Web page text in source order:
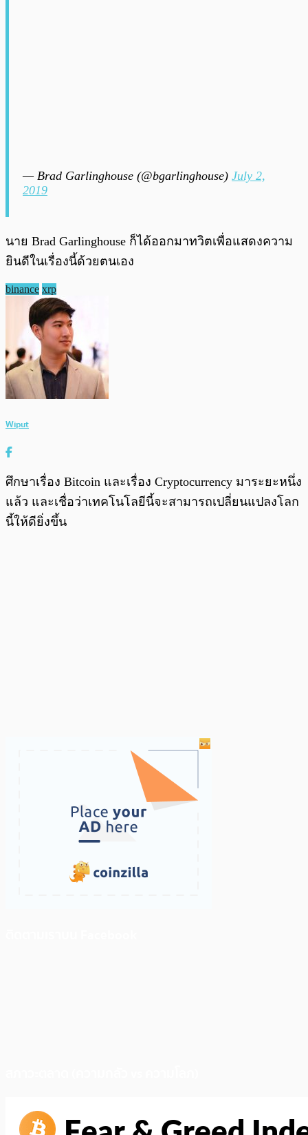
— Brad Garlinghouse (@bgarlinghouse) July 2,
2019
นาย Brad Garlinghouse ก็ได้ออกมาทวิตเพื่อแสดงความ
ยินดีในเรื่องนี้ด้วยตนเอง
binance xrp
Wiput
ศึกษาเรื่อง Bitcoin และเรื่อง Cryptocurrency มาระยะหนึ่ง
แล้ว และเชื่อว่าเทคโนโลยีนี้จะสามารถเปลี่ยนแปลงโลก
นี้ให้ดียิ่งขึ้น